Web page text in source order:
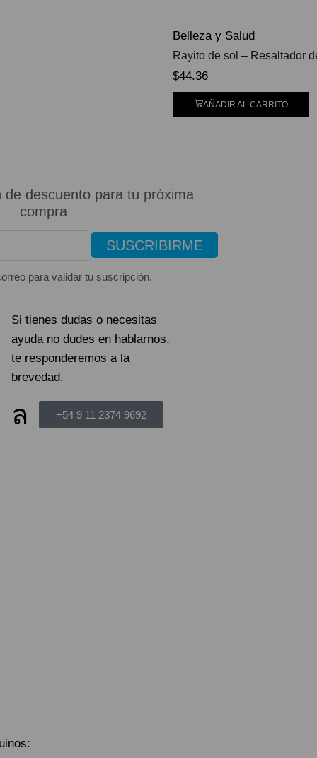
Belleza y Salud
Rayito de sol – Resaltador
$44.36
AÑADIR AL CARRITO
de descuento para tu próxima
compra
SUSCRIBIRME
para validar tu suscripción.
Si tienes dudas o necesitas
ayuda no dudes en hablarnos,
te responderemos a la
brevedad.
+54 9 11 2374 9692